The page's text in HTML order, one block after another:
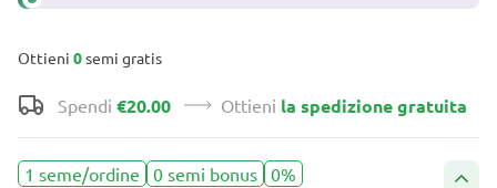
Ottieni 0semi gratis
Spendi €20.00 Ottieni la spedizione gratuita
1 seme/ordine 0 semi bonus 0%